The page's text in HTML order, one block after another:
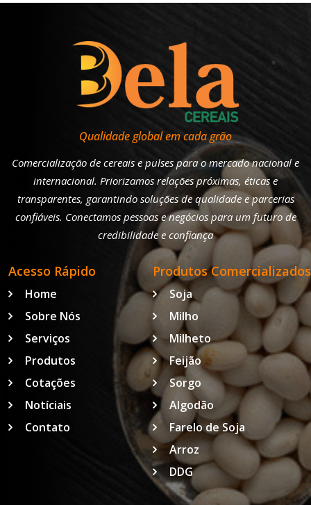
Qualidade global em cada grão
Comercialização de cereais e pulses para o mercado nacional e
internacional. Priorizamos relações próximas, éticas e
transparentes, garantindo soluções de qualidade e parcerias
confiáveis. Conectamos pessoas e negócios para um futuro de
credibilidade e confiança
Acesso Rápido
Home
Sobre Nós
Serviços
Produtos
Cotações
Notíciais
Contato
Produtos Comercializados
Soja
Milho
Milheto
Feijão
Sorgo
Algodão
Farelo de Soja
Arroz
DDG